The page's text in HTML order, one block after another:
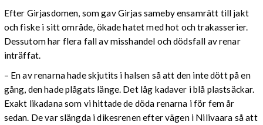
Efter Girjasdomen, som gav Girjas sameby ensamrätt till jakt
och fiske i sitt område, ökade hatet med hot och trakasserier.
Dessutom har flera fall av misshandel och dödsfall av renar
inträffat.
– En av renarna hade skjutits i halsen så att den inte dött på en
gång, den hade plågats länge. Det låg kadaver i blå plastsäckar.
Exakt likadana som vi hittade de döda renarna i för fem år
sedan. De var slängda i dikesrenen efter vägen i Nilivaara så att